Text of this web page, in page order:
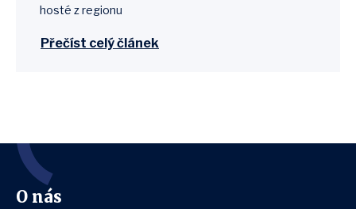
hosté z regionu
Přečíst celý článek
O nás